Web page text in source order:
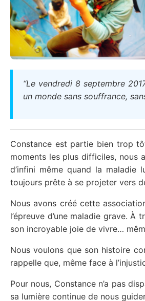
“Le vendredi 8 septembre
un monde sans souffrance,
Constance est partie bien trop
moments les plus difficiles, nous
d’infini même quand la maladie
toujours prête à se projeter vers
Nous avons créé cette
l’épreuve d’une maladie grave.
son incroyable joie de vivre…
Nous voulons que son histoire
rappelle que, même face à
Pour nous, Constance n’a pas
sa lumière continue de nous